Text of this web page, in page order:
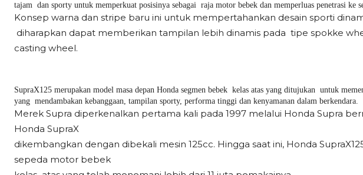
tajam dan sporty untuk memperkuat posisinya sebagai raja motor bebek dan memperluas penetrasi ke
Konsep warna dan stripe baru ini untuk mempertahankan desain sporti
diharapkan dapat memberikan tampilan lebih dinamis pada tipe spokke
casting wheel.
SupraX125 merupakan model masa depan Honda segmen bebek kelas atas yang ditujukan untuk
yang mendambakan kebanggaan, tampilan sporty, performa tinggi dan kenyamanan dalam berkendara.
Merek Supra diperkenalkan pertama kali pada 1997 melalui Honda Supra
Honda SupraX
dikembangkan dengan dibekali mesin 125cc. Hingga saat ini, Honda
sepeda motor bebek